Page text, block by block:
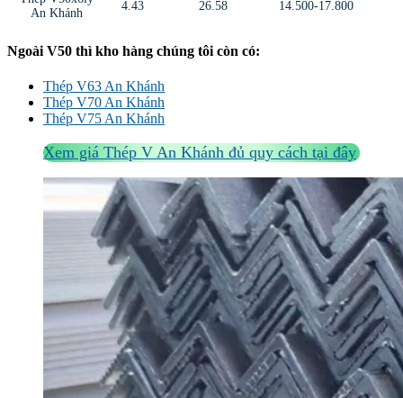
An Khánh
4.43 26.58 14.500-17.800
Ngoài V50 thì kho hàng chúng tôi còn có:
Thép V63 An Khánh
Thép V70 An Khánh
Thép V75 An Khánh
Xem giá Thép V An Khánh đủ quy cách tại đây